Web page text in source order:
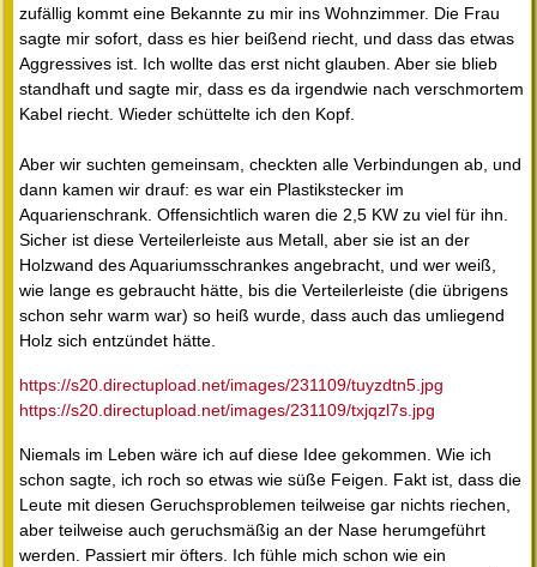
zufällig kommt eine Bekannte zu mir ins Wohnzimmer. Die Frau
sagte mir sofort, dass es hier beißend riecht, und dass das etwas
Aggressives ist. Ich wollte das erst nicht glauben. Aber sie blieb
standhaft und sagte mir, dass es da irgendwie nach verschmortem
Kabel riecht. Wieder schüttelte ich den Kopf.
Aber wir suchten gemeinsam, checkten alle Verbindungen ab, und
dann kamen wir drauf: es war ein Plastikstecker im
Aquarienschrank. Offensichtlich waren die 2,5 KW zu viel für ihn.
Sicher ist diese Verteilerleiste aus Metall, aber sie ist an der
Holzwand des Aquariumsschrankes angebracht, und wer weiß,
wie lange es gebraucht hätte, bis die Verteilerleiste (die übrigens
schon sehr warm war) so heiß wurde, dass auch das umliegend
Holz sich entzündet hätte.
https://s20.directupload.net/images/231109/tuyzdtn5.jpg
https://s20.directupload.net/images/231109/txjqzl7s.jpg
Niemals im Leben wäre ich auf diese Idee gekommen. Wie ich
schon sagte, ich roch so etwas wie süße Feigen. Fakt ist, dass die
Leute mit diesen Geruchsproblemen teilweise gar nichts riechen,
aber teilweise auch geruchsmäßig an der Nase herumgeführt
werden. Passiert mir öfters. Ich fühle mich schon wie ein